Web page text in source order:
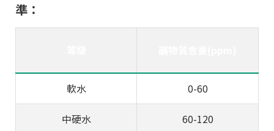
準：
軟水 0-60
中硬水 60-120